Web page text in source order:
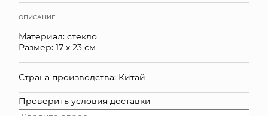
ОПТОВЫМ КЛИЕНТАМ
ДОСТАВКА И ОПЛАТА
ОПИСАНИЕ
Материал: стекло
Размер: 17 х 23 см
Страна производства: Китай
Проверить условия доставки